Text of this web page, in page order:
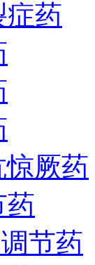
症药
厥药
药
节药